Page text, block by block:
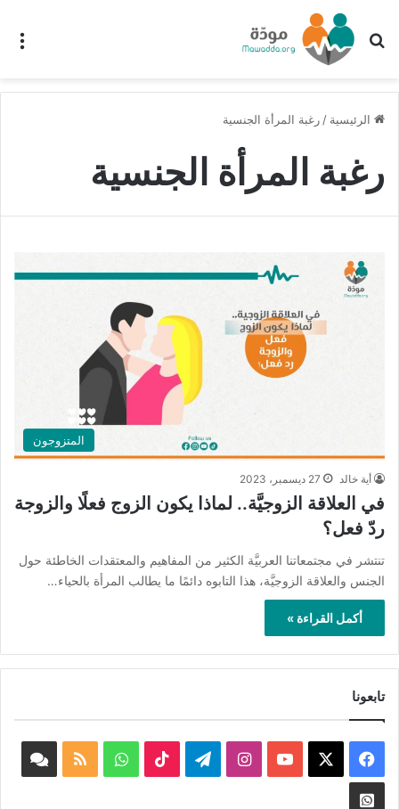
بحث عن
الرئيسية / رغبة المرأة الجنسية
رغبة المرأة الجنسية
المتزوجون
أية خالد 27 ديسمبر، 2023
في العلاقة الزوجيَّة.. لماذا يكون الزوج فعلًا والزوجة
ردّ فعل؟
تنتشر في مجتمعاتنا العربيَّة الكثير من المفاهيم والمعتقدات الخاطئة حول
الجنس والعلاقة الزوجيَّة، هذا التابوه دائمًا ما يطالب المرأة بالحياء…
أكمل القراءة »
تابعونا
فيسبوك ‫YouTubeانستقرامتيلقرام ‫TikTokواتسابملخص
Whatsapp